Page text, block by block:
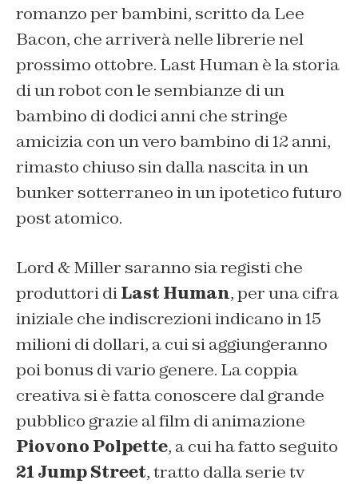
romanzo per bambini, scritto da Lee
Bacon, che arriverà nelle librerie nel
prossimo ottobre. Last Human è la storia
di un robot con le sembianze di un
bambino di dodici anni che stringe
amicizia con un vero bambino di 12 anni,
rimasto chiuso sin dalla nascita in un
bunker sotterraneo in un ipotetico futuro
post atomico.
Lord & Miller saranno sia registi che
produttori diLast Human, per una cifra
iniziale che indiscrezioni indicano in 15
milioni di dollari, a cui si aggiungeranno
poi bonus di vario genere. La coppia
creativa si è fatta conoscere dal grande
pubblico grazie al film di animazione
Piovono Polpette, a cui ha fatto seguito
21 Jump Street, tratto dalla serie tv